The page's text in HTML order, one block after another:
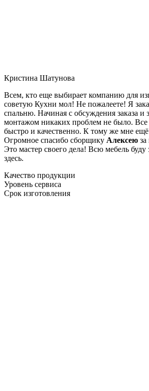
Кристина Шатунова
Всем, кто еще выбирает компанию для
советую Кухни мол! Не пожалеете! Я
спальню. Начиная с обсуждения заказа и
монтажом никаких проблем не было. Все
быстро и качественно. К тому же мне
Огромное спасибо сборщику Алексею
Это мастер своего дела! Всю мебель буду
здесь.
Качество продукции
Уровень сервиса
Срок изготовления